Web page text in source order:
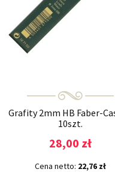
Grafity 2mm HB Faber-
10szt.
28,00 zł
Cena netto: 22,76 zł